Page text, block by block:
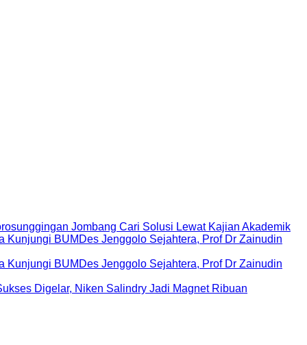
Jombang Cari Solusi Lewat Kajian Akademik
Kunjungi BUMDes Jenggolo Sejahtera, Prof Dr Zainudin
Kunjungi BUMDes Jenggolo Sejahtera, Prof Dr Zainudin
Digelar, Niken Salindry Jadi Magnet Ribuan